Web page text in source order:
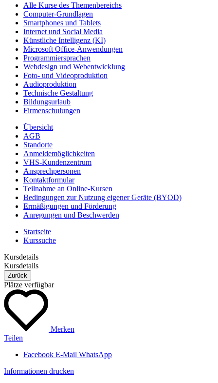
Alle Kurse des Themenbereichs
Computer-Grundlagen
Smartphones und Tablets
Internet und Social Media
Künstliche Intelligenz (KI)
Microsoft Office-Anwendungen
Programmiersprachen
Webdesign und Webentwicklung
Foto- und Videoproduktion
Audioproduktion
Technische Gestaltung
Bildungsurlaub
Firmenschulungen
Übersicht
AGB
Standorte
Anmeldemöglichkeiten
VHS-Kundenzentrum
Ansprechpersonen
Kontaktformular
Teilnahme an Online-Kursen
Bedingungen zur Nutzung eigener Geräte (BYOD)
Ermäßigungen und Förderung
Anregungen und Beschwerden
Startseite
Kurssuche
Kursdetails
Kursdetails
Zurück
Plätze verfügbar
Merken
Teilen
Facebook E-Mail WhatsApp
Informationen drucken